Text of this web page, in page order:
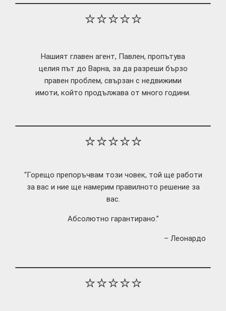
⭐⭐⭐⭐⭐
Нашият главен агент, Павлен, пропътува
целия път до Варна, за да разреши бързо
правен проблем, свързан с недвижими
имоти, който продължава от много години.
⭐⭐⭐⭐⭐
“Горещо препоръчвам този човек, той ще работи
за вас и ние ще намерим правилното решение за
вас.
Абсолютно гарантирано.”
– Леонардо
⭐⭐⭐⭐⭐